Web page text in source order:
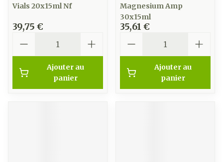
Vials 20x15ml Nf
39,75 €
Ajouter au
panier
Magnesium Amp
30x15ml
35,61 €
Ajouter au
panier